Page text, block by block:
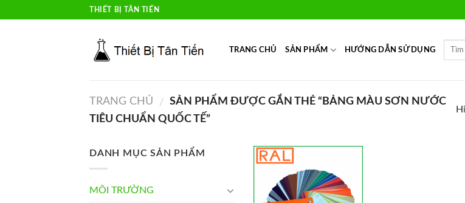
to
THIẾT BỊ TÂN TIẾN
TRANG CHỦ SẢN PHẨM HƯỚNG DẪN SỬ DỤNG
TRANG CHỦ / SẢN PHẨM ĐƯỢC GẮN THẺ “BẢNG MÀU SƠN NƯỚC
TIÊU CHUẨN QUỐC TẾ”
DANH MỤC SẢN PHẨM
MÔI TRƯỜNG
Add to
Wishlist